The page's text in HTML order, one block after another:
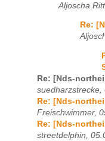
Aljoscha
Re:
Re: [Nds-
suedharzstrecke,
Re: [Nds-
Freischwimmer,
Re: [Nds-
streetdelphin,